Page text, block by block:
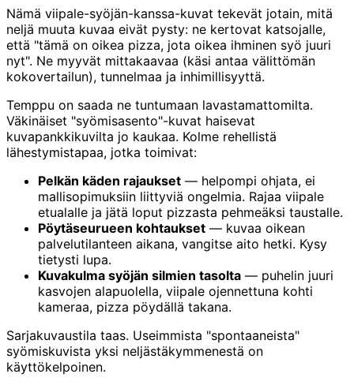
Nämä viipale-syöjän-kanssa-kuvat tekevät jotain, mitä
neljä muuta kuvaa eivät pysty: ne kertovat katsojalle,
että "tämä on oikea pizza, jota oikea ihminen syö juuri
nyt". Ne myyvät mittakaavaa (käsi antaa välittömän
kokovertailun), tunnelmaa ja inhimillisyyttä.
Temppu on saada ne tuntumaan lavastamattomilta.
Väkinäiset "syömisasento"-kuvat haisevat
kuvapankkikuvilta jo kaukaa. Kolme rehellistä
lähestymistapaa, jotka toimivat:
Pelkän käden rajaukset — helpompi ohjata, ei
mallisopimuksiin liittyviä ongelmia. Rajaa viipale
etualalle ja jätä loput pizzasta pehmeäksi taustalle.
Pöytäseurueen kohtaukset — kuvaa oikean
palvelutilanteen aikana, vangitse aito hetki. Kysy
tietysti lupa.
Kuvakulma syöjän silmien tasolta — puhelin juuri
kasvojen alapuolella, viipale ojennettuna kohti
kameraa, pizza pöydällä takana.
Sarjakuvaustila taas. Useimmista "spontaaneista"
syömiskuvista yksi neljästäkymmenestä on
käyttökelpoinen.